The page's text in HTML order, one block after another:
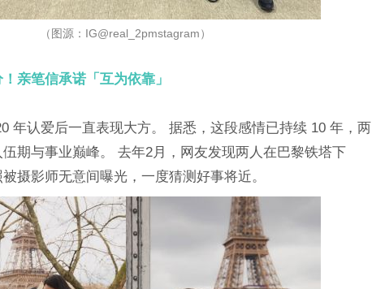
（图源：IG@real_2pmstagram）
亲笔信承诺「互为依靠」
年认爱后一直表现大方。 据悉，这段感情已持续 10 年，两
期与事业巅峰。 去年2月，网友发现两人在巴黎铁塔下
被摄影师无意间曝光，一度猜测好事将近。